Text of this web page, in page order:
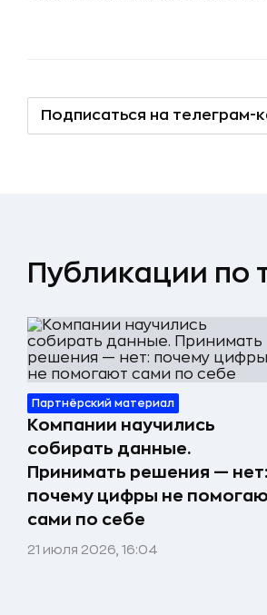
Подписаться на телеграм-
Публикации по
Партнёрский материал
Компании научились
собирать данные.
Принимать решения — нет:
почему цифры не
сами по себе
21 июля 2026, 16:04